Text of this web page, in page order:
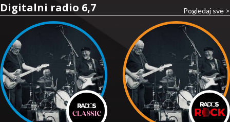
Digitalni radio 6,7 Pogledaj sve >